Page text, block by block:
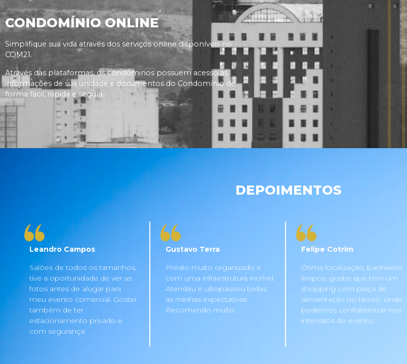
CONDOMÍNIO ONLINE
Simplifique sua vida através dos serviços online disponíveis no
COM21.
Através das plataformas, os condôminos possuem acesso as
informações de sua unidade e documentos do Condomínio de
forma fácil, rápida e segura.
DEPOIMENTOS
Salões de todos os tamanhos,
tive a oportunidade de ver as
fotos antes de alugar para
meu evento comercial. Gostei
também de ter
estacionamento privado e
com segurança.
Leandro Campos
Prédio muito organizado e
com uma infraestrutura incrível.
Atendeu e ultrapassou todas
as minhas expectativas.
Recomendo muito.
Gustavo Terra
Ótima localização, banheiros
limpos, gostei que tem um
shopping com praça de
alimentação no térreo, onde
podemos confraternizar nos
intervalos do evento.
Felipe Cotrim